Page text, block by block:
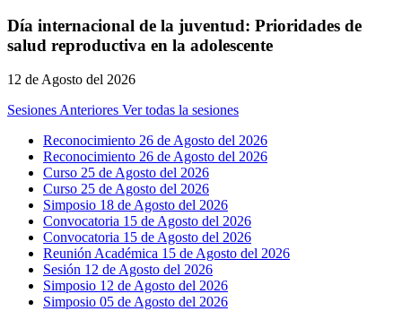
Día internacional de la juventud: Prioridades de
salud reproductiva en la adolescente
12 de Agosto del 2026
Sesiones Anteriores Ver todas la sesiones
Reconocimiento 26 de Agosto del 2026
Reconocimiento 26 de Agosto del 2026
Curso 25 de Agosto del 2026
Curso 25 de Agosto del 2026
Simposio 18 de Agosto del 2026
Convocatoria 15 de Agosto del 2026
Convocatoria 15 de Agosto del 2026
Reunión Académica 15 de Agosto del 2026
Sesión 12 de Agosto del 2026
Simposio 12 de Agosto del 2026
Simposio 05 de Agosto del 2026